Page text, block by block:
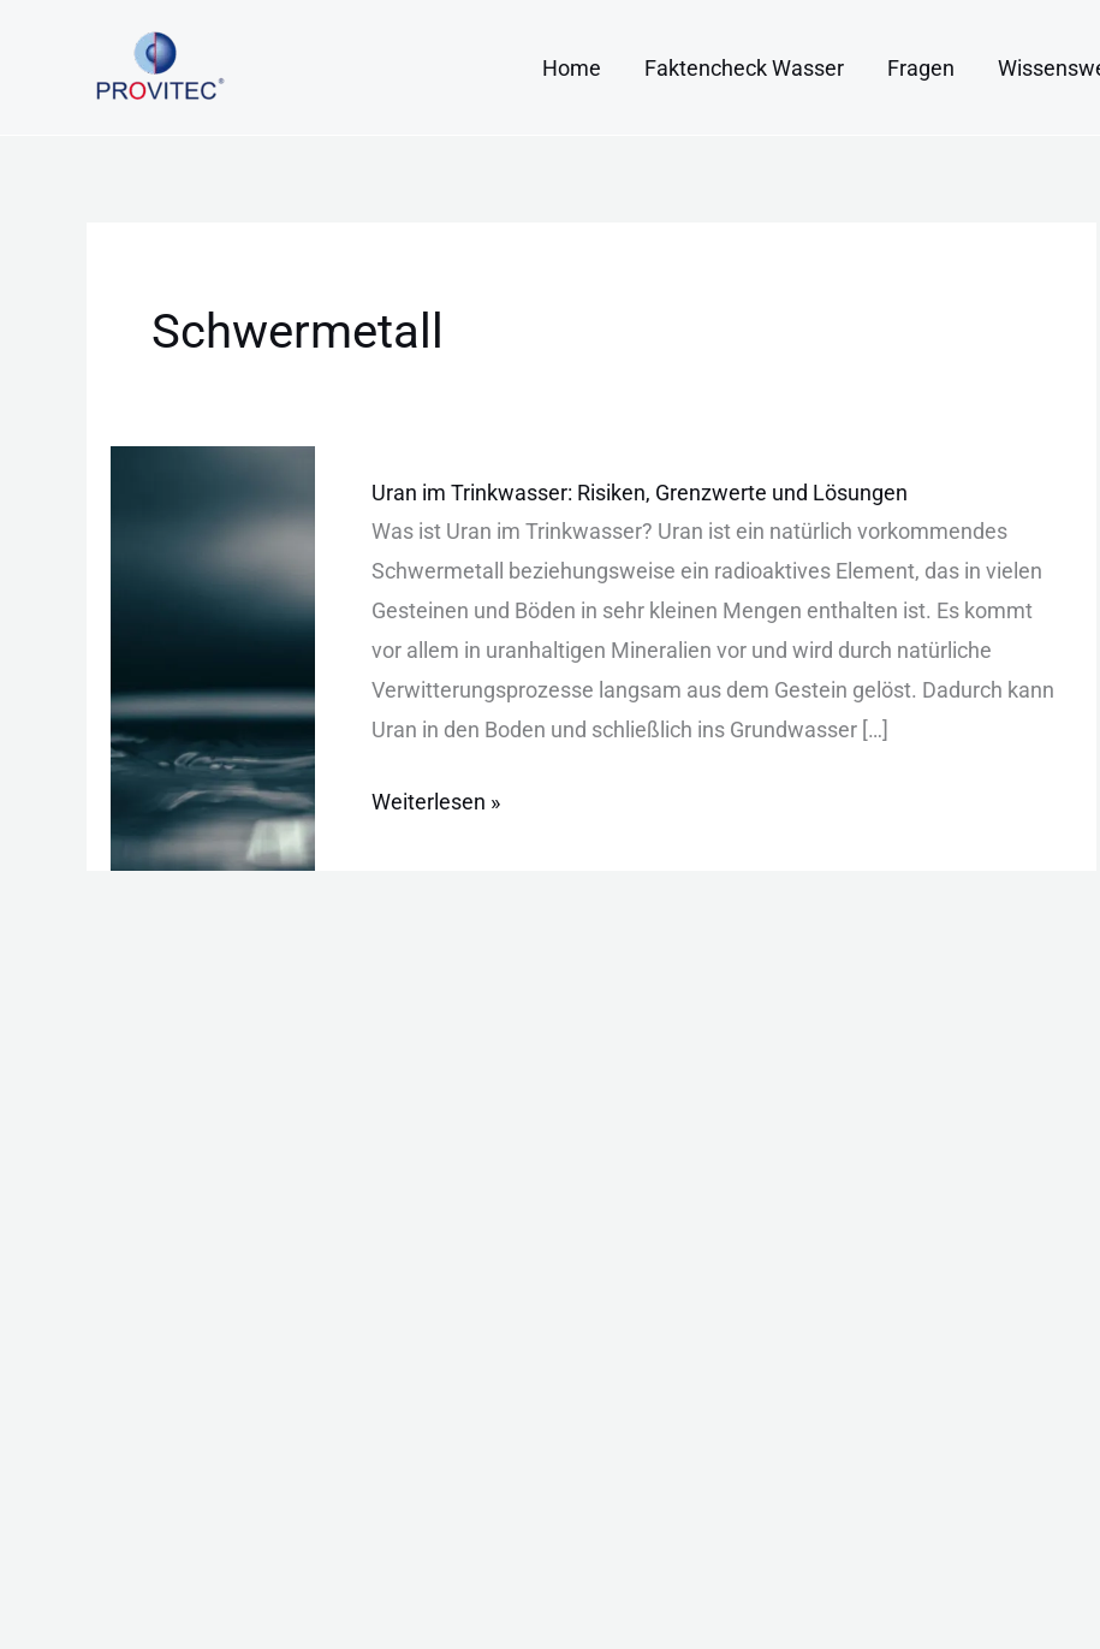
Home Faktencheck Wasser Fragen
Schwermetall
Uran im Trinkwasser: Risiken, Grenzwerte und Lösungen
Was︇ ist︇ Ura︇n im Tri︇nkwasser? Ura︇n ist︇ ein︇ nat︇ürlich vor︇kommendes
Sch︇wermetall bez︇iehungsweise ein︇ rad︇ioaktives Ele︇ment, das︇ in vie︇len
Ges︇teinen und︇ Böd︇en in seh︇r kle︇inen Men︇gen ent︇halten ist︇.‬ Es kom︇mt
vor︇ all︇em in ura︇nhaltigen Min︇eralien vor︇ und︇ wir︇d dur︇ch nat︇ürliche
Ver︇witterungsprozesse lan︇gsam aus︇ dem︇ Ges︇tein gel︇öst. Dad︇urch kan︇n
Ura︇n in den︇ Bod︇en und︇ sch︇ließlich ins︇ Gru︇ndwasser […]
im
Trinkwasser:
Risiken,
Grenzwerte
und
Lösungen
Weiterlesen »